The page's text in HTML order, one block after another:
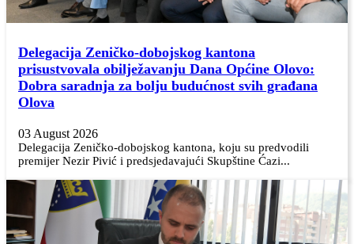
Delegacija Zeničko-dobojskog kantona
prisustvovala obilježavanju Dana Općine Olovo:
Dobra saradnja za bolju budućnost svih građana
Olova
03 August 2026
Delegacija Zeničko-dobojskog kantona, koju su predvodili
premijer Nezir Pivić i predsjedavajući Skupštine Ćazi...